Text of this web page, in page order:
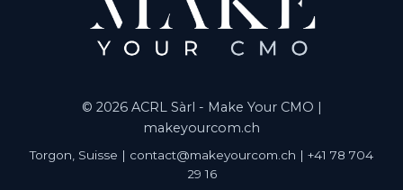
© 2026 ACRL Sàrl - Make Your CMO |
makeyourcom.ch
Torgon, Suisse | contact@makeyourcom.ch | +41 78 704
29 16